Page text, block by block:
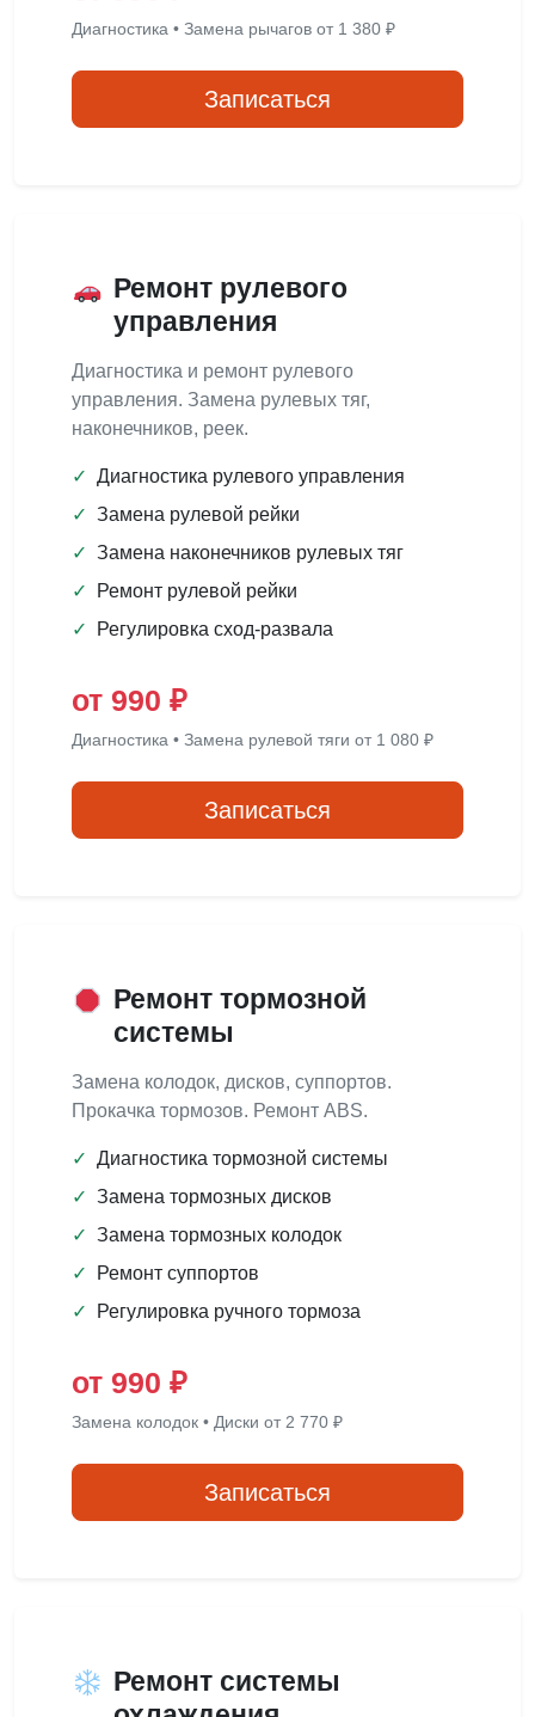
Диагностика • Замена рычагов от 1 380 ₽
Записаться
Ремонт рулевого
управления
Диагностика и ремонт рулевого
управления. Замена рулевых тяг,
наконечников, реек.
✓ Диагностика рулевого управления
✓ Замена рулевой рейки
✓ Замена наконечников рулевых тяг
✓
Ремонт рулевой рейки
✓
Регулировка сход-развала
от 990 ₽
Диагностика • Замена рулевой тяги от 1 080 ₽
Записаться
Ремонт тормозной
системы
Замена колодок, дисков, суппортов.
Прокачка тормозов. Ремонт ABS.
✓ Диагностика тормозной системы
✓ Замена тормозных дисков
✓ Замена тормозных колодок
✓
Ремонт суппортов
✓
Регулировка ручного тормоза
от 990 ₽
Замена колодок • Диски от 2 770 ₽
Записаться
Ремонт системы